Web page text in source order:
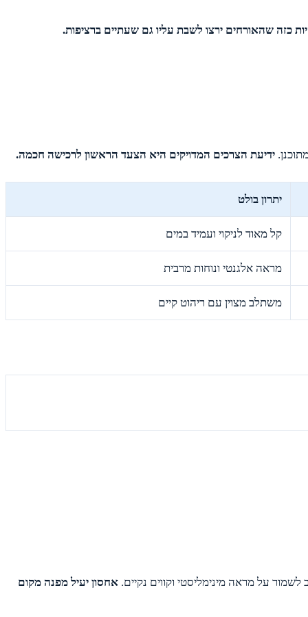
כזה שהאורחים ירצו לשבת עליו גם שעתיים ברציפות.
ידיעת הצרכים המדויקים היא הצעד הראשון לרכישה חכמה.
יתרון בולט
קל מאוד לניקוי ועמיד במים
מראה אלגנטי ונוחות מרבית
משתלב מצוין עם ריהוט קיים
על מראה מינימליסטי וקווים נקיים. אחסון יעיל מפנה מקום